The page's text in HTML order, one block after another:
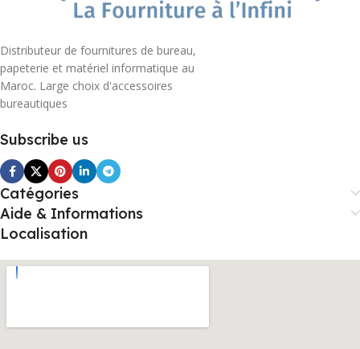
Distributeur de fournitures de bureau,
papeterie et matériel informatique au
Maroc. Large choix d'accessoires
bureautiques
Subscribe us
Catégories
Aide & Informations
Localisation